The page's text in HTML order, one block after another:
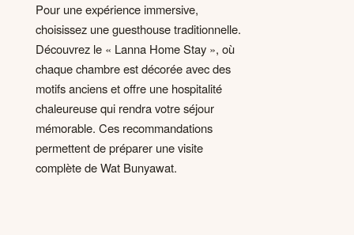
Pour une expérience immersive,
choisissez une guesthouse traditionnelle.
Découvrez le « Lanna Home Stay », où
chaque chambre est décorée avec des
motifs anciens et offre une hospitalité
chaleureuse qui rendra votre séjour
mémorable. Ces recommandations
permettent de préparer une visite
complète de Wat Bunyawat.